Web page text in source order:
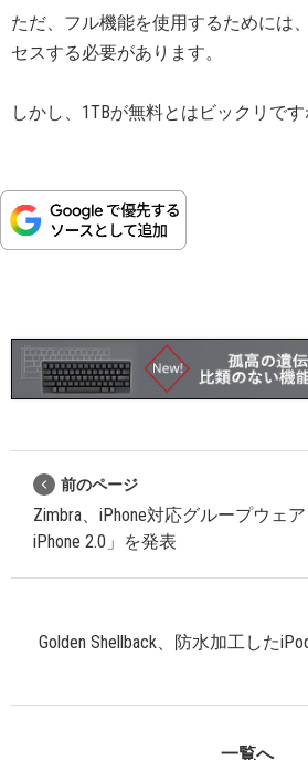
ただ、フル機能を使用するためには
セスする必要があります。
しかし、1TBが無料とはビックリです
前のページ
Zimbra、iPhone対応グループウェ
iPhone 2.0」を発表
Golden Shellback、防水加工した
一覧へ